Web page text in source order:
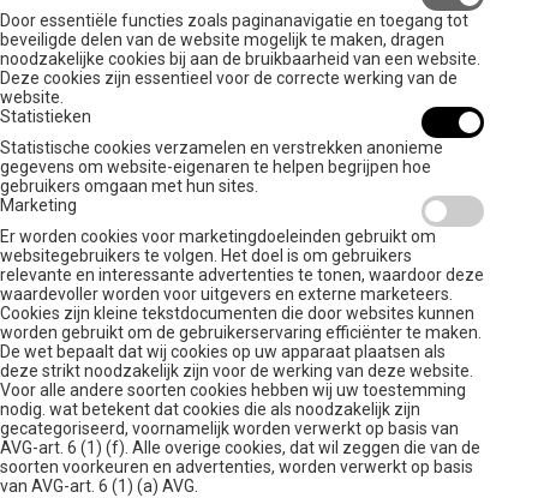
Door essentiële functies zoals paginanavigatie en toegang tot
beveiligde delen van de website mogelijk te maken, dragen
noodzakelijke cookies bij aan de bruikbaarheid van een website.
Deze cookies zijn essentieel voor de correcte werking van de
website.
Statistieken
Statistische cookies verzamelen en verstrekken anonieme
gegevens om website-eigenaren te helpen begrijpen hoe
gebruikers omgaan met hun sites.
Marketing
Er worden cookies voor marketingdoeleinden gebruikt om
websitegebruikers te volgen. Het doel is om gebruikers
relevante en interessante advertenties te tonen, waardoor deze
waardevoller worden voor uitgevers en externe marketeers.
Cookies zijn kleine tekstdocumenten die door websites kunnen
worden gebruikt om de gebruikerservaring efficiënter te maken.
De wet bepaalt dat wij cookies op uw apparaat plaatsen als
deze strikt noodzakelijk zijn voor de werking van deze website.
Voor alle andere soorten cookies hebben wij uw toestemming
nodig. wat betekent dat cookies die als noodzakelijk zijn
gecategoriseerd, voornamelijk worden verwerkt op basis van
AVG-art. 6 (1) (f). Alle overige cookies, dat wil zeggen die van de
soorten voorkeuren en advertenties, worden verwerkt op basis
van AVG-art. 6 (1) (a) AVG.